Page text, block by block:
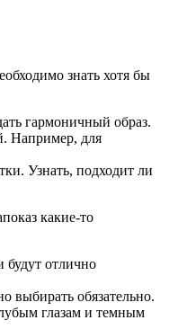
знать хотя бы
гармоничный образ.
Например, для
Узнать, подходит ли
какие-то
будут отлично
выбирать обязательно.
глазам и темным